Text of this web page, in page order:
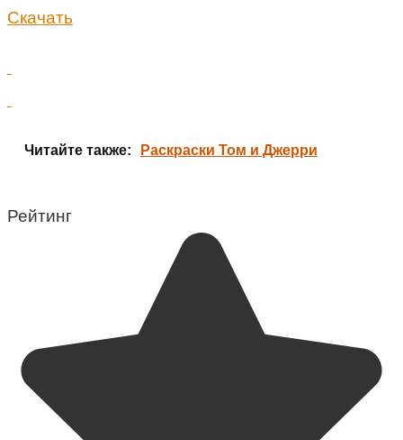
Скачать
Читайте также: Раскраски Том и Джерри
Рейтинг